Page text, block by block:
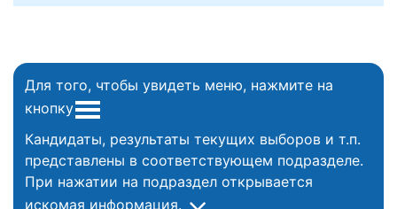
Для того, чтобы увидеть меню, нажмите на
кнопку
Кандидаты, результаты текущих выборов и т.п.
представлены в соответствующем подразделе.
При нажатии на подраздел открывается
искомая информация.